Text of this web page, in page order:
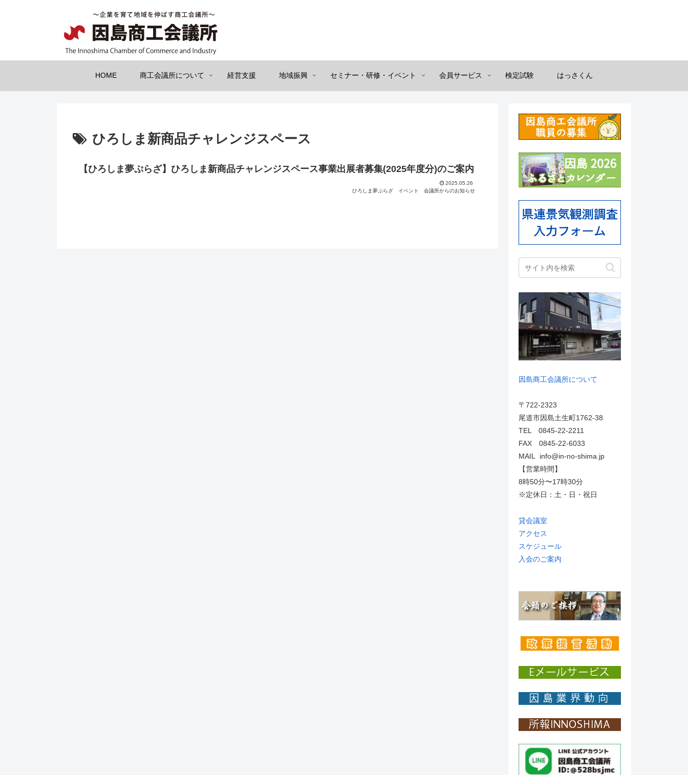
HOME 商工会議所について 経営支援 地域振興 セミナー・研修・イベント 会員サービス 検定試験 はっさくん
ひろしま新商品チャレンジスペース
【ひろしま夢ぷらざ】ひろしま新商品チャレンジスペース事業出展者募集(2025年度分)のご案内
2025.05.26
ひろしま夢ぷらざ
イベント 会議所からのお知らせ
因島商工会議所について
〒722-2323
尾道市因島土生町1762-38
TEL 0845-22-2211
FAX 0845-22-6033
MAIL info@in-no-shima.jp
【営業時間】
8時50分〜17時30分
※定休日：土・日・祝日
貸会議室
アクセス
スケジュール
入会のご案内